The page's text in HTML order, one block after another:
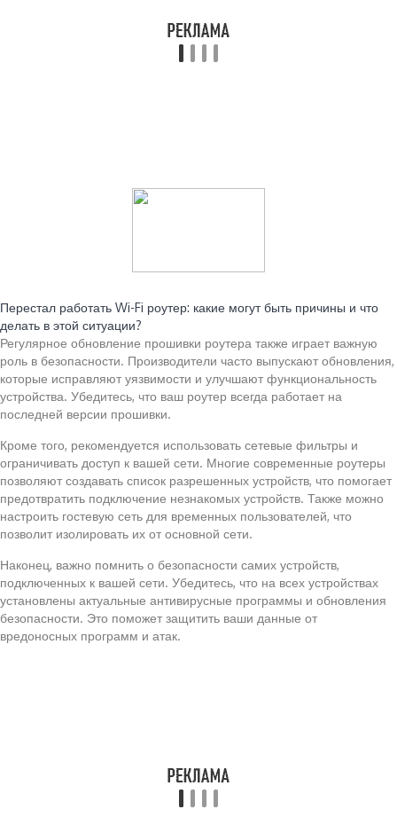
Перестал работать Wi-Fi роутер: какие могут быть причины и что
делать в этой ситуации?
Регулярное обновление прошивки роутера также играет важную
роль в безопасности. Производители часто выпускают обновления,
которые исправляют уязвимости и улучшают функциональность
устройства. Убедитесь, что ваш роутер всегда работает на
последней версии прошивки.
Кроме того, рекомендуется использовать сетевые фильтры и
ограничивать доступ к вашей сети. Многие современные роутеры
позволяют создавать список разрешенных устройств, что помогает
предотвратить подключение незнакомых устройств. Также можно
настроить гостевую сеть для временных пользователей, что
позволит изолировать их от основной сети.
Наконец, важно помнить о безопасности самих устройств,
подключенных к вашей сети. Убедитесь, что на всех устройствах
установлены актуальные антивирусные программы и обновления
безопасности. Это поможет защитить ваши данные от
вредоносных программ и атак.